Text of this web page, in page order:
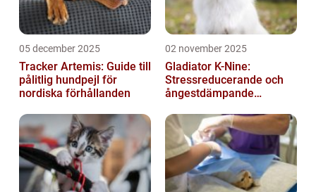
05 december 2025
Tracker Artemis: Guide till
pålitlig hundpejl för
nordiska förhållanden
02 november 2025
Gladiator K-Nine:
Stressreducerande och
ångestdämpande